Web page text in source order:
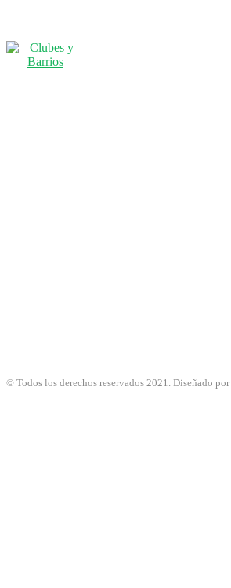
© Todos los derechos reservados 2021. Diseñado por